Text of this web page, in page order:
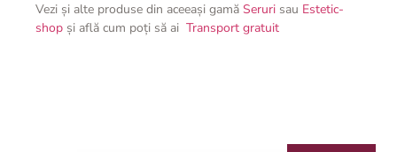
Vezi și alte produse din aceeași gamă Seruri sau Estetic-
shop și află cum poți să ai Transport gratuit